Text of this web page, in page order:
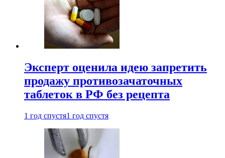
Эксперт оценила идею запретить
продажу противозачаточных
таблеток в РФ без рецепта
1 год спустя1 год спустя